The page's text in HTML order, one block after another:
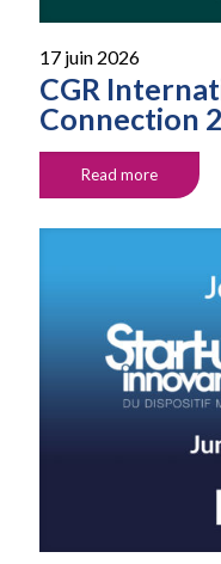
17 juin 2026
CGR
Connection
Read more